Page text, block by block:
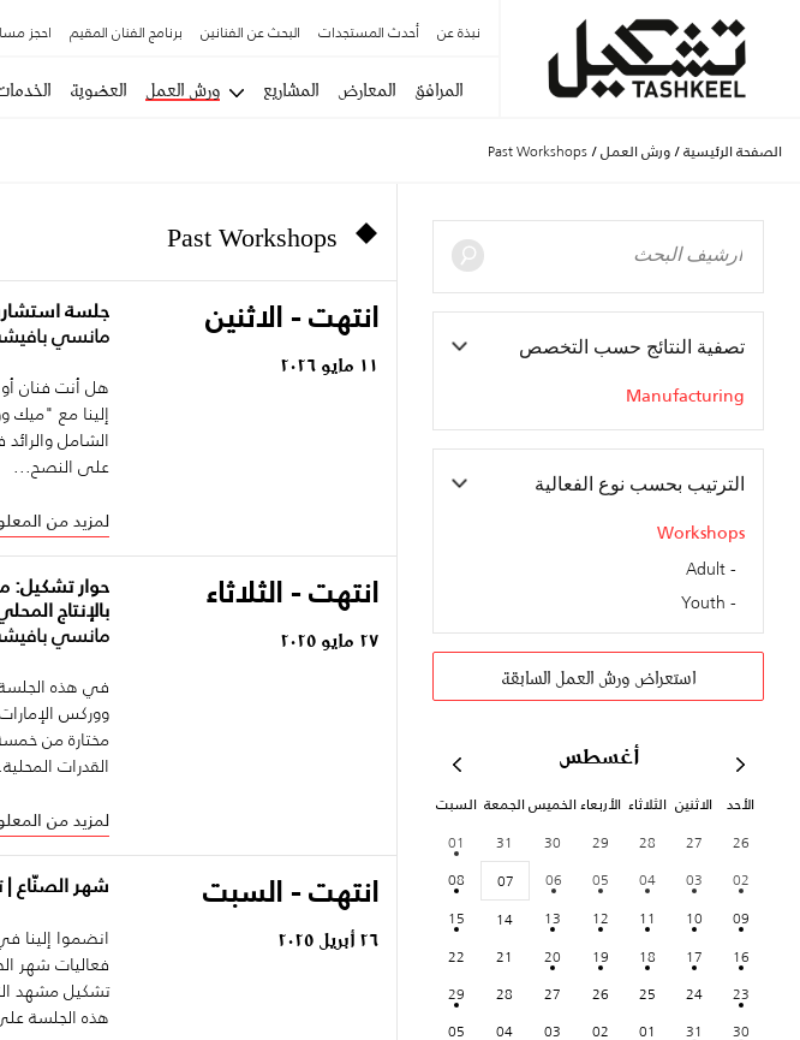
نبذة عن أحدث المستجدات البحث عن الفنانين برنامج الفنان المقيم احجز
المرافق المعارض المشاريع ورش العمل العضوية
الصفحة الرئيسية / ورش العمل /
Past Workshops
تصفية النتائج حسب التخصص
Manufacturing
الترتيب بحسب نوع الفعالية
Workshops
Adult
Youth
استعراض ورش العمل السابقة
أغسطس
الأحد الاثنين الثلاثاء الأربعاءالخميسالجمعة السبت
26
27
28
29
30
31
01
02
03
04
05
06
07
08
09
10
11
12
13
14
15
16
17
18
19
20
21
22
23
24
25
26
27
28
29
30
31
01
02
03
04
05
Past Workshops
انتهت - الاثنين
١١ مايو ٢٠٢٦
جلسة
مانسي
هل أنت فنان
إلينا مع "ميك
الشامل
على النصح...
لمزيد من
انتهت - الثلاثاء
٢٧ مايو ٢٠٢٥
حوار تشكيل:
بالإنتاج
مانسي
في هذه
ووركس
مختارة من
القدرات
لمزيد من
انتهت - السبت
٢٦ أبريل ٢٠٢٥
شهر الصنّاع |
انضموا إلينا
فعاليات شهر
تشكيل مشهد
هذه الجلسة